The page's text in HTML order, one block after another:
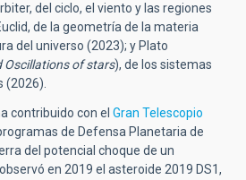
del ciclo, el viento y las regiones
de la geometría de la materia
del universo (2023); y Plato
Oscillations of stars), de los sistemas
(2026).
contribuido con el Gran Telescopio
de Defensa Planetaria de
del potencial choque de un
en 2019 el asteroide 2019 DS1,